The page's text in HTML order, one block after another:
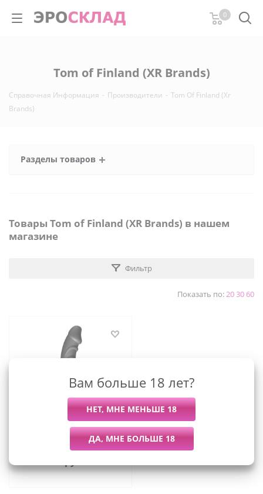
0
Tom of Finland (XR Brands)
Справочная Информация - Производители - Tom Of Finland (Xr
Brands)
Разделы товаров
Товары Tom of Finland (XR Brands) в нашем
магазине
Фильтр
Показать по:203060
Огромный ребристый
анальный вибратор Tom
of Finland, 24х5 см
(чёрный)
Вам больше 18 лет?